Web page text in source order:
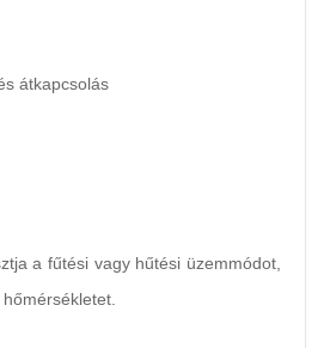
átkapcsolás
a fűtési vagy hűtési üzemmódot,